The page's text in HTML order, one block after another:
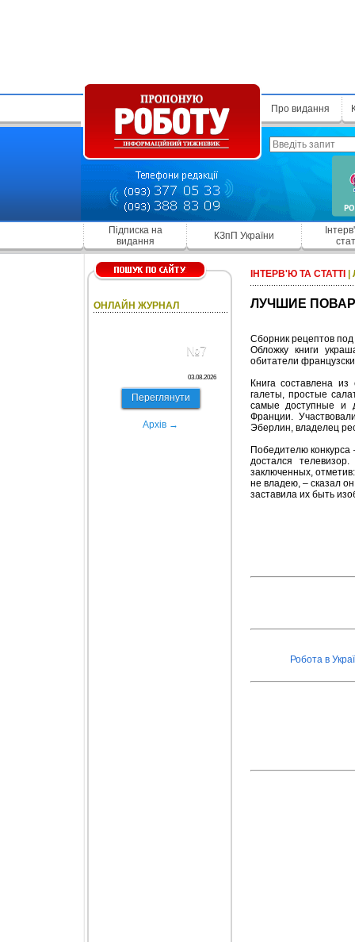
Про видання
Підписка на
видання
КЗпП України
ОНЛАЙН ЖУРНАЛ
№7
03.08.2026
Переглянути
Архів →
ІНТЕРВ'Ю ТА СТАТТІ
ЛУЧШИЕ
Сборник рецептов
Обложку книги
обитатели
Книга составлена
галеты, простые
самые доступные и
Франции.
Эберлин, владелец
Победителю
достался
заключенных,
не владею, – сказал
заставила их быть
Робота в